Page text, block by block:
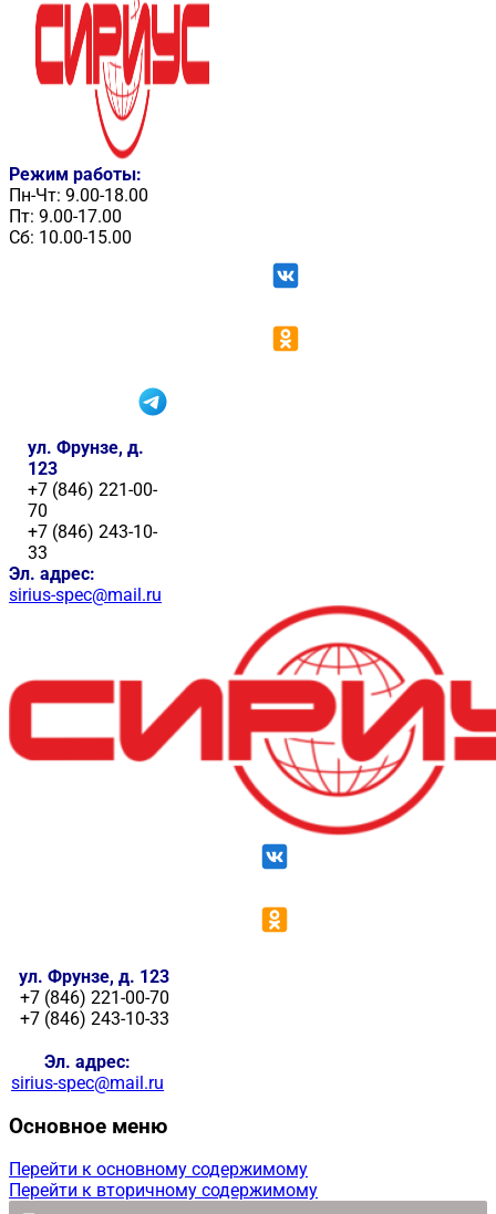
Режим работы:
Пн-Чт: 9.00-18.00
Пт: 9.00-17.00
Сб: 10.00-15.00
ул. Фрунзе, д.
123
+7 (846) 221-00-
70
+7 (846) 243-10-
33
Эл. адрес:
sirius-spec@mail.ru
ул. Фрунзе, д. 123
+7 (846) 221-00-70
+7 (846) 243-10-33
Эл. адрес:
sirius-spec@mail.ru
Основное меню
Перейти к основному содержимому
Перейти к вторичному содержимому